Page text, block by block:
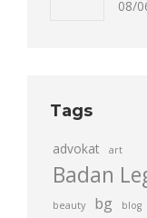
08/
Tags
advokat art
Badan
beauty bg blog